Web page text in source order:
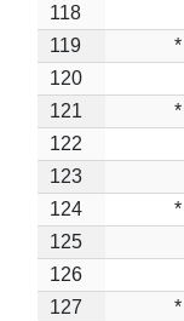
118
119
*
120
121
*
122
123
124
*
125
126
127
*